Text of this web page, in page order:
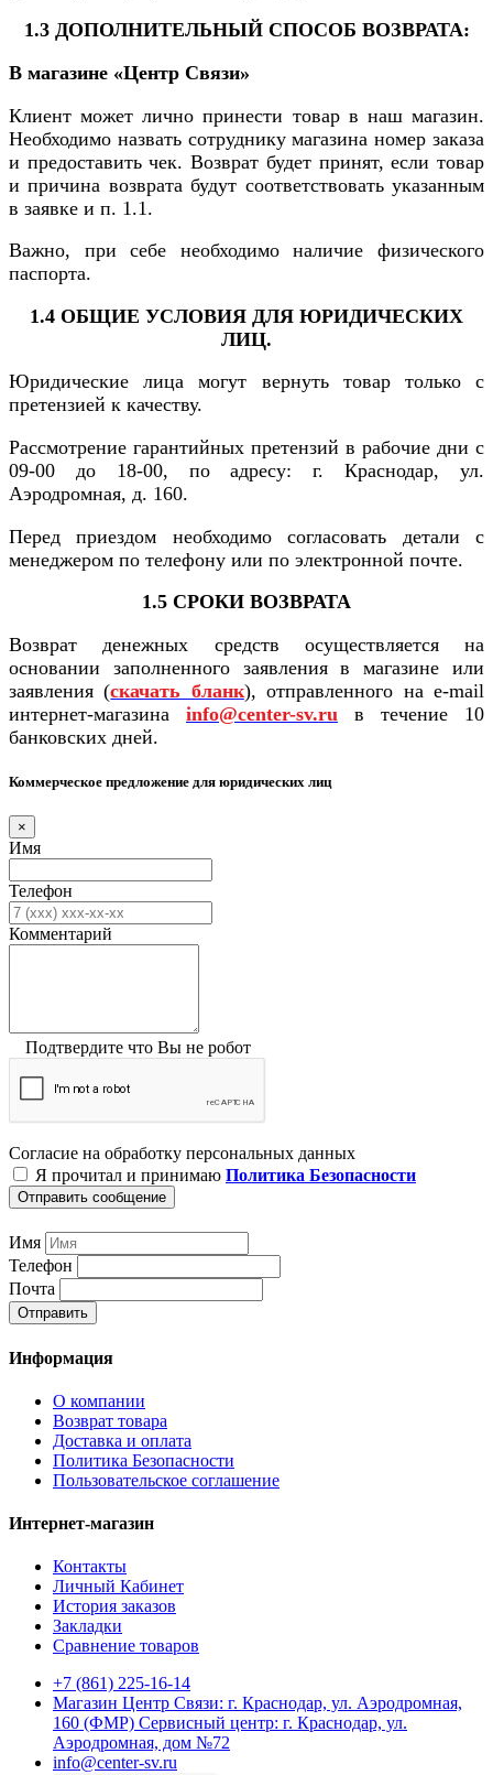
1.3 ДОПОЛНИТЕЛЬНЫЙ СПОСОБ ВОЗВРАТА:
В магазине «Центр Связи»
Клиент может лично принести товар в наш магазин.
Необходимо назвать сотруднику магазина номер заказа
и предоставить чек. Возврат будет принят, если товар
и причина возврата будут соответствовать указанным
в заявке и п. 1.1.
Важно, при себе необходимо наличие физического
паспорта.
1.4 ОБЩИЕ УСЛОВИЯ ДЛЯ ЮРИДИЧЕСКИХ
ЛИЦ.
Юридические лица могут вернуть товар только с
претензией к качеству.
Рассмотрение гарантийных претензий в рабочие дни с
09-00 до 18-00, по адресу: г. Краснодар, ул.
Аэродромная, д. 160.
Перед приездом необходимо согласовать детали с
менеджером по телефону или по электронной почте.
1.5 СРОКИ ВОЗВРАТА
Возврат денежных средств осуществляется на
основании заполненного заявления в магазине или
заявления (скачать бланк), отправленного на e-mail
интернет-магазина info@center-sv.ru в течение 10
банковских дней.
Коммерческое предложение для юридических лиц
×
Имя
Телефон
Комментарий
Подтвердите что Вы не робот
Согласие на обработку персональных данных
Я прочитал и принимаю Политика Безопасности
Отправить сообщение
Имя
Телефон
Почта
Отправить
Информация
О компании
Возврат товара
Доставка и оплата
Политика Безопасности
Пользовательское соглашение
Интернет-магазин
Контакты
Личный Кабинет
История заказов
Закладки
Сравнение товаров
+7 (861) 225-16-14
Магазин Центр Связи: г. Краснодар, ул. Аэродромная,
160 (ФМР) Сервисный центр: г. Краснодар, ул.
Аэродромная, дом №72
info@center-sv.ru